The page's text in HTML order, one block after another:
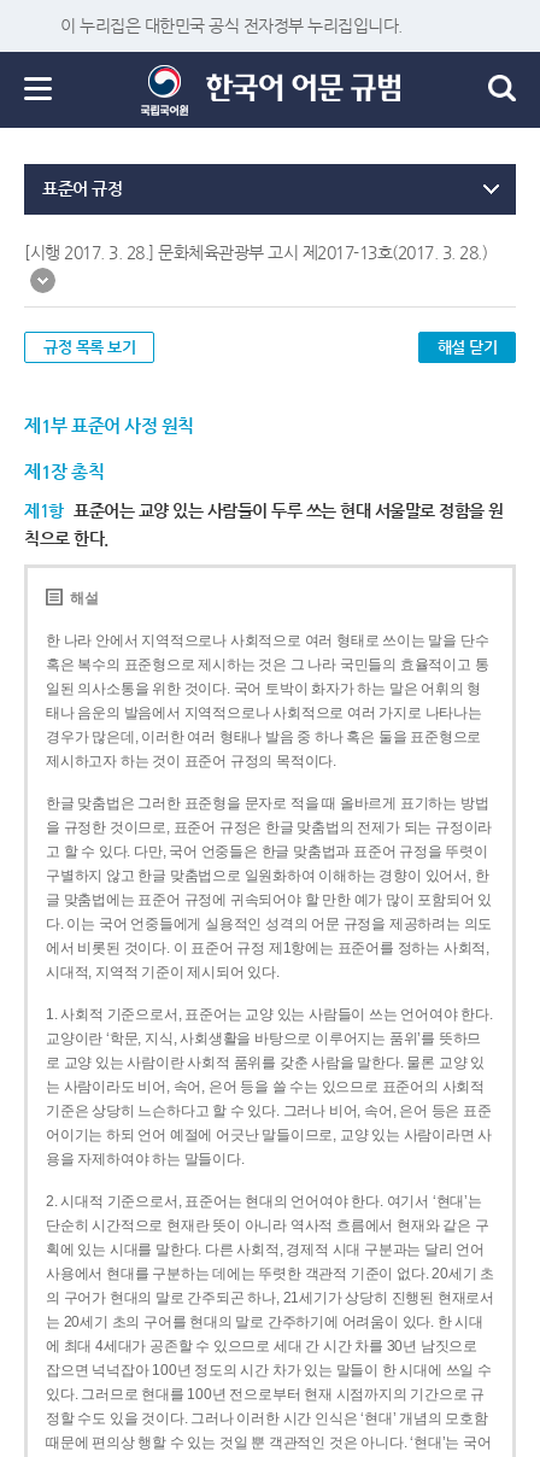
이 누리집은 대한민국 공식 전자정부 누리집입니다.
표준어 규정
[시행 2017. 3. 28.] 문화체육관광부 고시 제2017-13호(2017. 3. 28.)
규정 목록 보기 해설 닫기
제1부 표준어 사정 원칙
제1장 총칙
제1항 표준어는 교양 있는 사람들이 두루 쓰는 현대 서울말로 정함을 원
칙으로 한다.
해설
한 나라 안에서 지역적으로나 사회적으로 여러 형태로 쓰이는 말을 단수
혹은 복수의 표준형으로 제시하는 것은 그 나라 국민들의 효율적이고 통
일된 의사소통을 위한 것이다. 국어 토박이 화자가 하는 말은 어휘의 형
태나 음운의 발음에서 지역적으로나 사회적으로 여러 가지로 나타나는
경우가 많은데, 이러한 여러 형태나 발음 중 하나 혹은 둘을 표준형으로
제시하고자 하는 것이 표준어 규정의 목적이다.
한글 맞춤법은 그러한 표준형을 문자로 적을 때 올바르게 표기하는 방법
을 규정한 것이므로, 표준어 규정은 한글 맞춤법의 전제가 되는 규정이라
고 할 수 있다. 다만, 국어 언중들은 한글 맞춤법과 표준어 규정을 뚜렷이
구별하지 않고 한글 맞춤법으로 일원화하여 이해하는 경향이 있어서, 한
글 맞춤법에는 표준어 규정에 귀속되어야 할 만한 예가 많이 포함되어 있
다. 이는 국어 언중들에게 실용적인 성격의 어문 규정을 제공하려는 의도
에서 비롯된 것이다. 이 표준어 규정 제1항에는 표준어를 정하는 사회적,
시대적, 지역적 기준이 제시되어 있다.
1. 사회적 기준으로서, 표준어는 교양 있는 사람들이 쓰는 언어여야 한다.
교양이란 ‘학문, 지식, 사회생활을 바탕으로 이루어지는 품위’를 뜻하므
로 교양 있는 사람이란 사회적 품위를 갖춘 사람을 말한다. 물론 교양 있
는 사람이라도 비어, 속어, 은어 등을 쓸 수는 있으므로 표준어의 사회적
기준은 상당히 느슨하다고 할 수 있다. 그러나 비어, 속어, 은어 등은 표준
어이기는 하되 언어 예절에 어긋난 말들이므로, 교양 있는 사람이라면 사
용을 자제하여야 하는 말들이다.
2. 시대적 기준으로서, 표준어는 현대의 언어여야 한다. 여기서 ‘현대’는
단순히 시간적으로 현재란 뜻이 아니라 역사적 흐름에서 현재와 같은 구
획에 있는 시대를 말한다. 다른 사회적, 경제적 시대 구분과는 달리 언어
사용에서 현대를 구분하는 데에는 뚜렷한 객관적 기준이 없다. 20세기 초
의 구어가 현대의 말로 간주되곤 하나, 21세기가 상당히 진행된 현재로서
는 20세기 초의 구어를 현대의 말로 간주하기에 어려움이 있다. 한 시대
에 최대 4세대가 공존할 수 있으므로 세대 간 시간 차를 30년 남짓으로
잡으면 넉넉잡아 100년 정도의 시간 차가 있는 말들이 한 시대에 쓰일 수
있다. 그러므로 현대를 100년 전으로부터 현재 시점까지의 기간으로 규
정할 수도 있을 것이다. 그러나 이러한 시간 인식은 ‘현대’ 개념의 모호함
때문에 편의상 행할 수 있는 것일 뿐 객관적인 것은 아니다. ‘현대’는 국어